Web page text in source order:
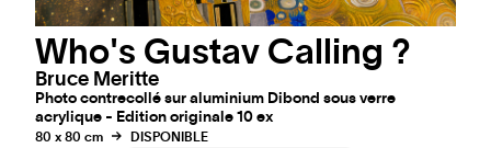
Who's Gustav Calling ?
Bruce Meritte
Photo contrecollé sur aluminium Dibond sous verre
acrylique - Edition originale 10 ex
80 x 80 cm
DISPONIBLE